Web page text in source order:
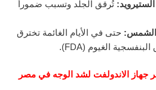
تُرقق الجلد وتسبب ضموراً
الشمس: حتى في الأيام الغائمة تخترق
جهاز الاندولفت لشد الوجه في مصر